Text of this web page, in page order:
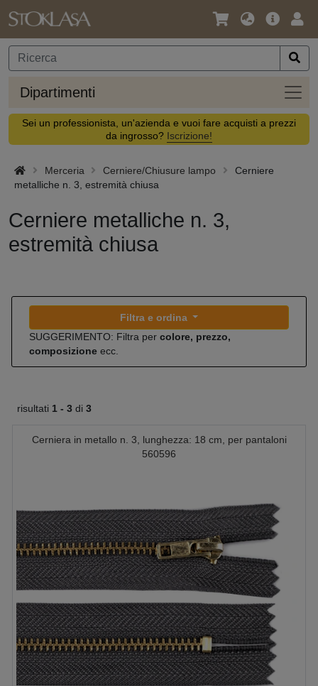
Lingua
Valuta
Offerta
Dipartimenti
Sei un professionista, un'azienda e vuoi fare acquisti a prezzi
da ingrosso? Iscrizione!
Merceria Cerniere/Chiusure lampo
Cerniere
metalliche n. 3, estremità chiusa
Cerniere metalliche n. 3,
estremità chiusa
Filtra e ordina
SUGGERIMENTO: Filtra per colore, prezzo,
composizione ecc.
risultati 1 - 3 di 3
Cerniera in metallo n. 3, lunghezza: 18 cm, per pantaloni
560596